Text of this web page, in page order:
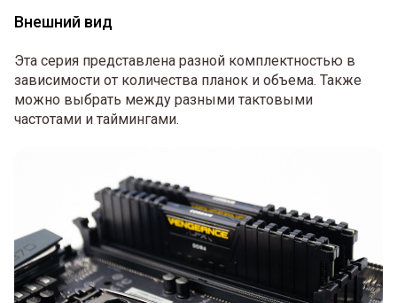
Внешний вид
Эта серия представлена разной комплектностью в
зависимости от количества планок и объема. Также
можно выбрать между разными тактовыми
частотами и таймингами.